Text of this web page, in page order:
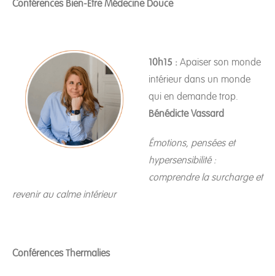
Conférences Bien-Être Médecine Douce
10h15 : Apaiser son monde
intérieur dans un monde
qui en demande trop.
Bénédicte Vassard
Émotions, pensées et
hypersensibilité :
comprendre la surcharge et
revenir au calme intérieur
Conférences Thermalies